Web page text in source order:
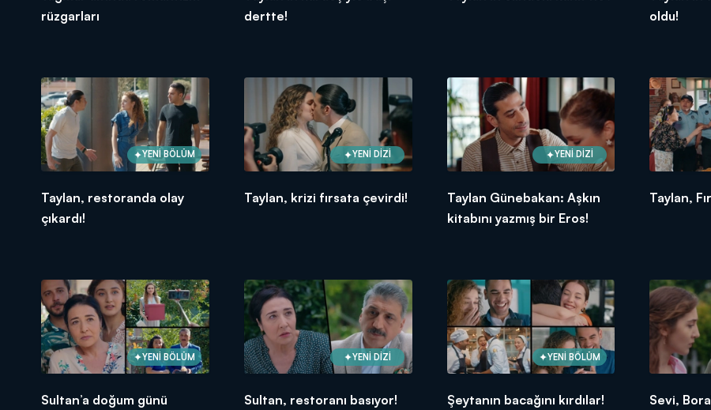
rüzgarları
dertte!
oldu!
YENİ BÖLÜM
Taylan, restoranda olay
çıkardı!
YENİ DİZİ
Taylan, krizi fırsata çevirdi!
YENİ DİZİ
Taylan Günebakan: Aşkın
kitabını yazmış bir Eros!
Taylan,
YENİ BÖLÜM
Sultan’a doğum günü
YENİ DİZİ
Sultan, restoranı basıyor!
YENİ BÖLÜM
Şeytanın bacağını kırdılar! Sevi,